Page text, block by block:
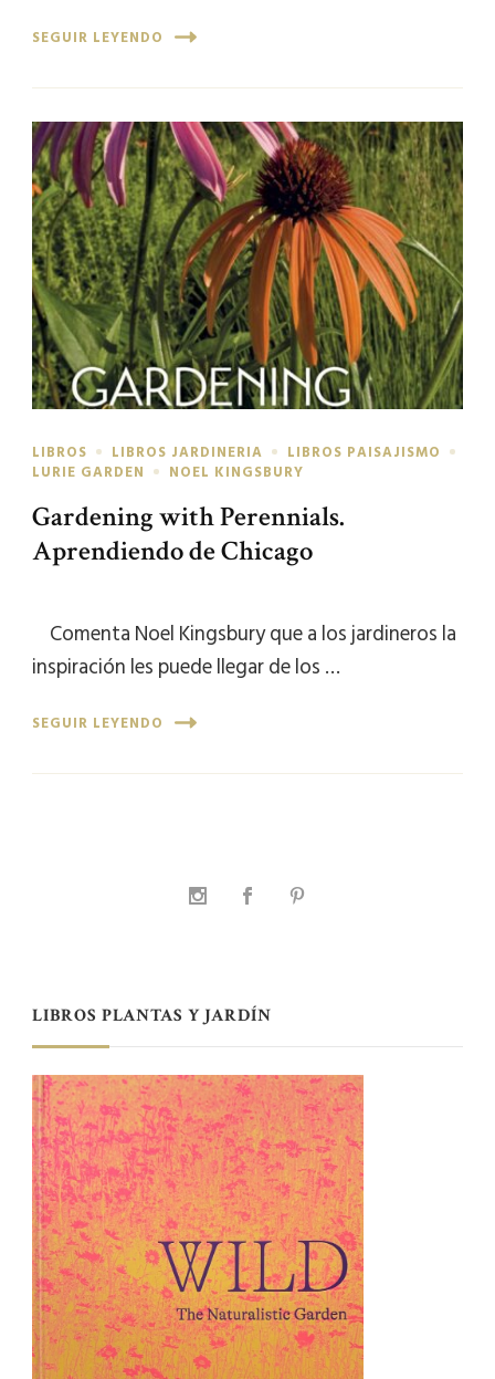
SEGUIR LEYENDO
LIBROS LIBROS JARDINERIA
LIBROS PAISAJISMO
LURIE GARDEN
NOEL KINGSBURY
Gardening with Perennials.
Aprendiendo de Chicago
Comenta Noel Kingsbury que a los jardineros la
inspiración les puede llegar de los …
SEGUIR LEYENDO
LIBROS PLANTAS Y JARDÍN